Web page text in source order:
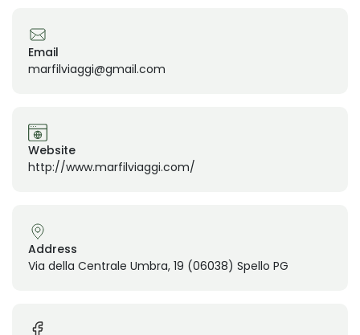
Email
marfilviaggi@gmail.com
Website
http://www.marfilviaggi.com/
Address
Via della Centrale Umbra, 19 (06038) Spello PG